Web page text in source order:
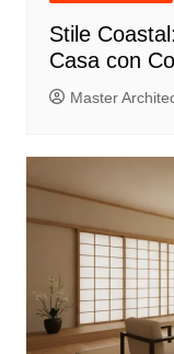
Stile
Casa con
Master